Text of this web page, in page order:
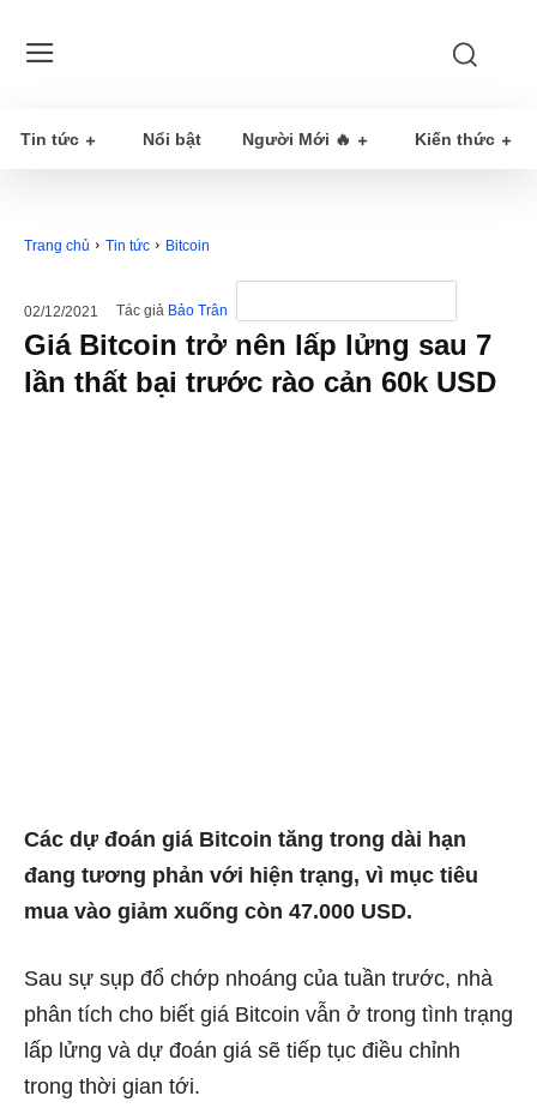
Tin tức Nổi bật Người Mới 🔥 Kiến thức
Trang chủ Tin tức Bitcoin
02/12/2021 Tác giả Bảo Trân
Giá Bitcoin trở nên lấp lửng sau 7
lần thất bại trước rào cản 60k USD
Các dự đoán giá Bitcoin tăng trong dài hạn
đang tương phản với hiện trạng, vì mục tiêu
mua vào giảm xuống còn 47.000 USD.
Sau sự sụp đổ chớp nhoáng của tuần trước, nhà
phân tích cho biết giá Bitcoin vẫn ở trong tình trạng
lấp lửng và dự đoán giá sẽ tiếp tục điều chỉnh
trong thời gian tới.